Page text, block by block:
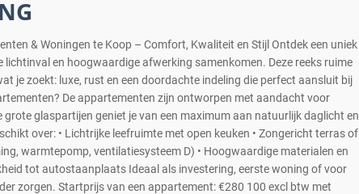
& Woningen te Koop – Comfort, Kwaliteit en Stijl Ontdek een uniek
en hoogwaardige afwerking samenkomen. Deze reeks ruime
je zoekt: luxe, rust en een doordachte indeling die perfect aansluit bij
De appartementen zijn ontworpen met aandacht voor
glaspartijen geniet je van een maximum aan natuurlijk daglicht en
over: • Lichtrijke leefruimte met open keuken • Zongericht terras of
warmtepomp, ventilatiesysteem D) • Hoogwaardige materialen en
tot autostaanplaats Ideaal als investering, eerste woning of voor
zorgen. Startprijs van een appartement: €280 100 excl btw met